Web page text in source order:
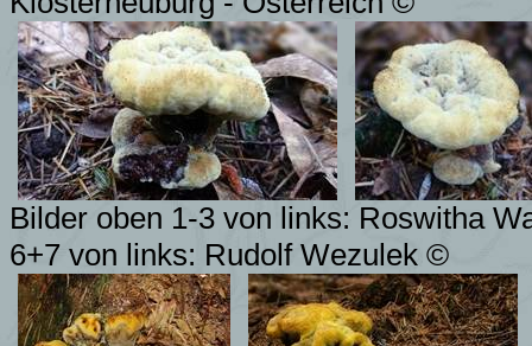
Bilder oben 1-3 von links: Roswitha
6+7 von links: Rudolf Wezulek ©